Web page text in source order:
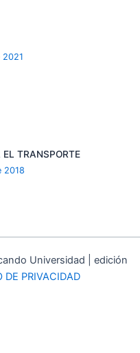
2021
TRANSPORTE
2018
Universidad | edición
DE PRIVACIDAD